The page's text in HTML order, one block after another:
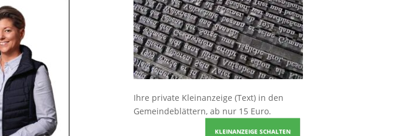
Ihre private Kleinanzeige (Text) in den
Gemeindeblättern, ab nur 15 Euro.
KLEINANZEIGE SCHALTEN